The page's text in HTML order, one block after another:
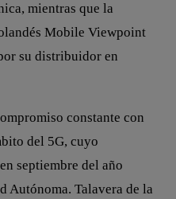
mientras que la
Mobile Viewpoint
su distribuidor en
constante con
del 5G, cuyo
septiembre del año
Autónoma. Talavera de la